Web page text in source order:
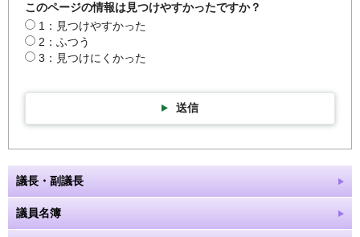
このページの情報は見つけやすかったですか？
1：見つけやすかった
2：ふつう
3：見つけにくかった
送信
議長・副議長
議員名簿